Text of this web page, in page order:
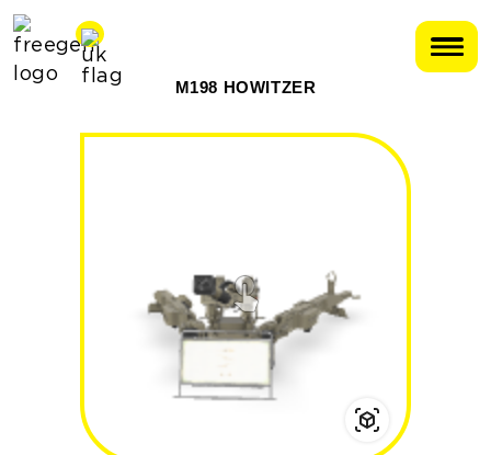
M198 HOWITZER